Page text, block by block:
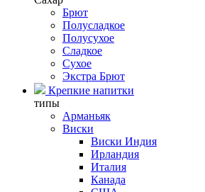
Брют
Полусладкое
Полусухое
Сладкое
Сухое
Экстра Брют
Крепкие напитки
типы
Арманьяк
Виски
Виски Индия
Ирландия
Италия
Канада